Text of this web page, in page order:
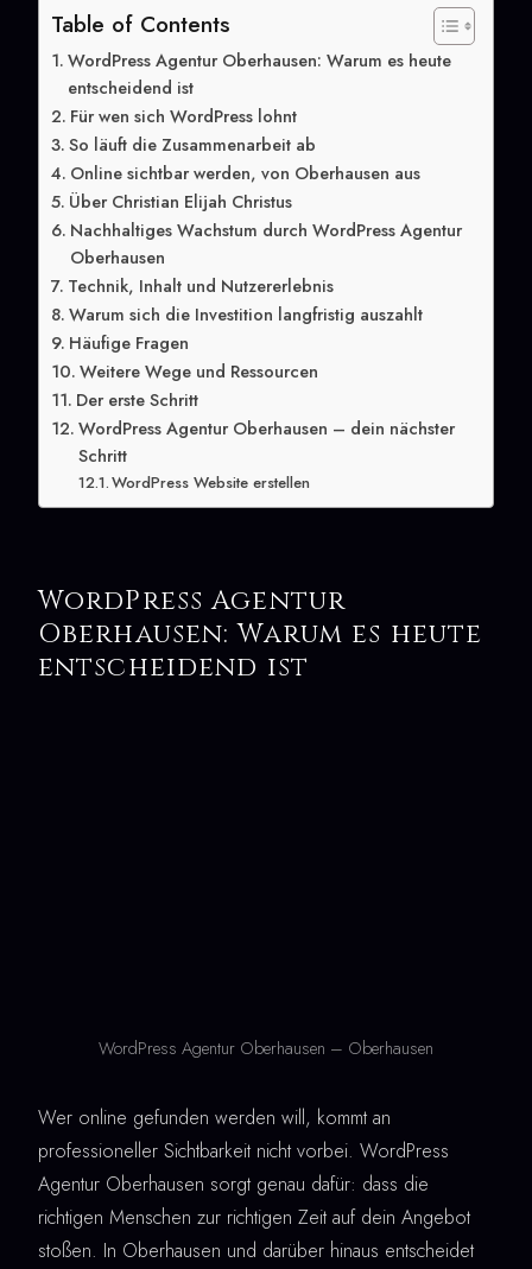
Table of Contents
WordPress Agentur Oberhausen: Warum es heute
entscheidend ist
Für wen sich WordPress lohnt
So läuft die Zusammenarbeit ab
Online sichtbar werden, von Oberhausen aus
Über Christian Elijah Christus
Nachhaltiges Wachstum durch WordPress Agentur
Oberhausen
Technik, Inhalt und Nutzererlebnis
Warum sich die Investition langfristig auszahlt
Häufige Fragen
Weitere Wege und Ressourcen
Der erste Schritt
WordPress Agentur Oberhausen – dein nächster
Schritt
WordPress Website erstellen
WordPress Agentur
Oberhausen: Warum es heute
entscheidend ist
WordPress Agentur Oberhausen – Oberhausen
Wer online gefunden werden will, kommt an
professioneller Sichtbarkeit nicht vorbei. WordPress
Agentur Oberhausen sorgt genau dafür: dass die
richtigen Menschen zur richtigen Zeit auf dein Angebot
stoßen. In Oberhausen und darüber hinaus entscheidet